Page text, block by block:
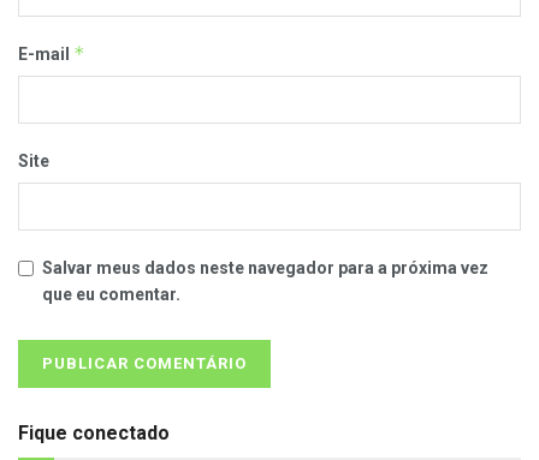
E-mail *
Site
Salvar meus dados neste navegador para a próxima vez
que eu comentar.
Fique conectado